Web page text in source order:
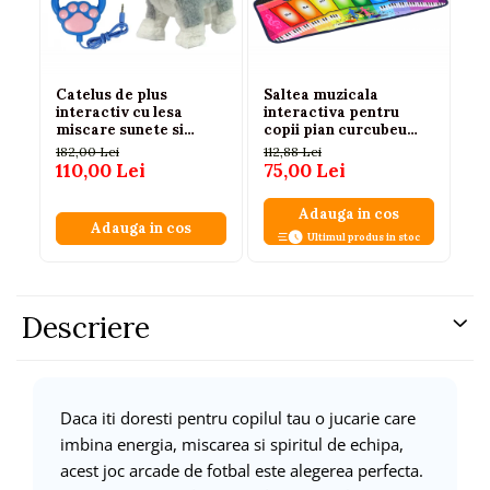
Catelus de plus
interactiv cu lesa
miscare sunete si
melodii, 3 ani+
182,00 Lei
110,00 Lei
Adauga in cos
Saltea muzicala
interactiva pentru
copii pian curcubeu
educationala
112,88 Lei
75,00 Lei
Adauga in cos
Ultimul produs in stoc
Descriere
Daca iti doresti pentru copilul tau o jucarie care
imbina energia, miscarea si spiritul de echipa,
acest joc arcade de fotbal este alegerea perfecta.